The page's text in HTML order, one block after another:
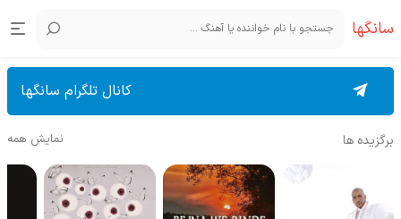
سانگها
کانال تلگرام سانگها
برگزیده ها نمایش همه